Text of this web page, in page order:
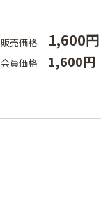
販売価格 1,600円
会員価格 1,600円